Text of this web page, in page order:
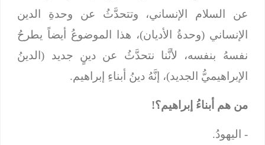
عن السلام الإنساني، وتتحدَّثُ عن وحدةِ الدين
الإنساني (وحدةُ الأديان)، هذا الموضوعُ أيضاً يطرحُ
نفسهُ بنفسه، لأنَّنا نتحدَّثُ عن دينٍ جديد (الدينُ
الإبراهيميُّ الجديد)، إنَّهُ دينُ أبناءِ إبراهيم.
من هم أبناءُ إبراهيم؟!
- اليهودُ.